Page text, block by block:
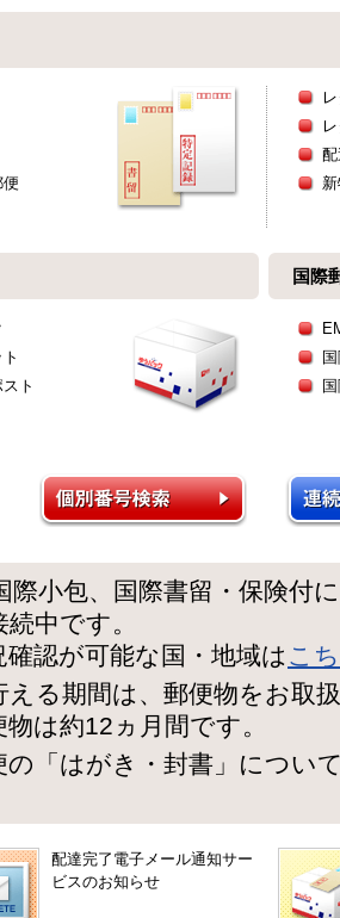
ト
国際
際小包、国際書留・保険付
中です。
確認が可能な国・地域は こ
える期間は、郵便物をお取
物は約12ヵ月間です。
の「はがき・封書」につい
配達完了電子メール通知サー
ビスのお知らせ